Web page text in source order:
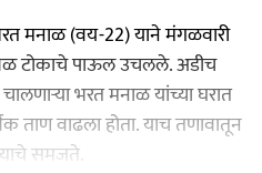
मनाळ (वय-22) याने मंगळवारी
टोकाचे पाऊल उचलले. अडीच
भरत मनाळ यांच्या घरात
ताण वाढला होता. याच तणावातून
समजते.